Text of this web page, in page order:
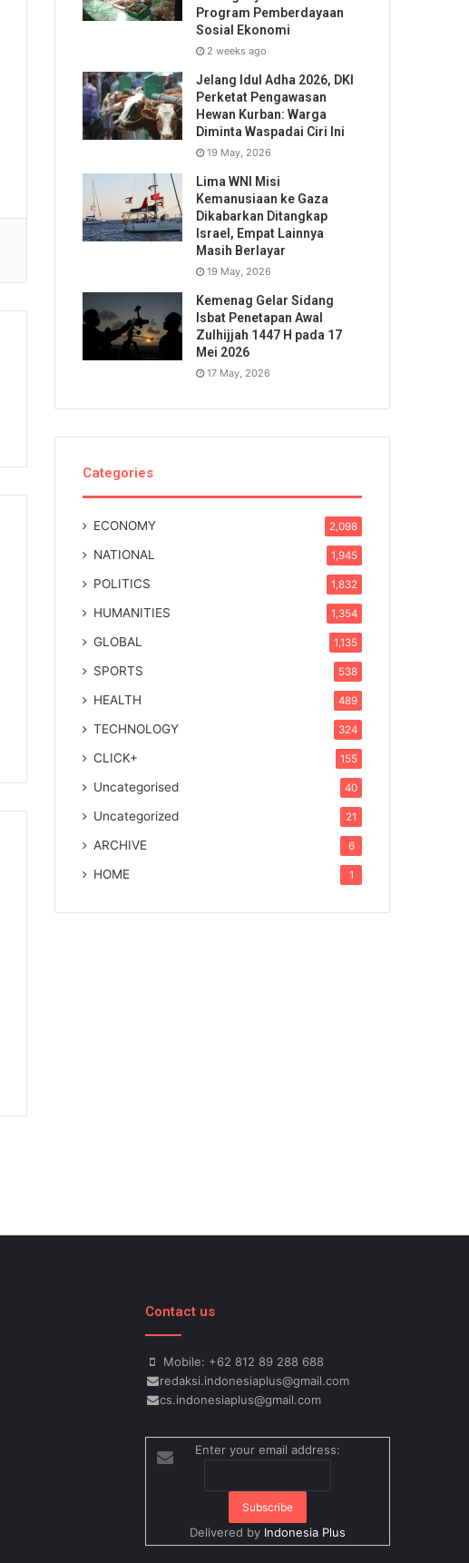
Program Pemberdayaan
Sosial Ekonomi
2 weeks ago
Jelang Idul Adha 2026, DKI
Perketat Pengawasan
Hewan Kurban: Warga
Diminta Waspadai Ciri Ini
19 May, 2026
Lima WNI Misi
Kemanusiaan ke Gaza
Dikabarkan Ditangkap
Israel, Empat Lainnya
Masih Berlayar
19 May, 2026
Kemenag Gelar Sidang
Isbat Penetapan Awal
Zulhijjah 1447 H pada 17
Mei 2026
17 May, 2026
Categories
ECONOMY 2,098
NATIONAL 1,945
POLITICS 1,832
HUMANITIES 1,354
GLOBAL 1,135
SPORTS 538
HEALTH 489
TECHNOLOGY 324
CLICK+ 155
Uncategorised 40
Uncategorized 21
ARCHIVE 6
HOME 1
Contact us
Mobile: +62 812 89 288 688
redaksi.indonesiaplus@gmail.com
cs.indonesiaplus@gmail.com
Enter your email address:
Delivered by Indonesia Plus